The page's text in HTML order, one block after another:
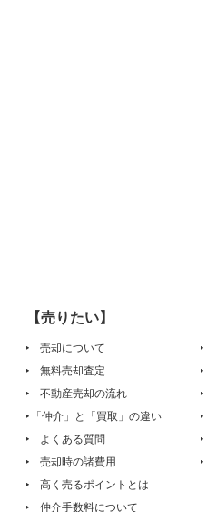
【売りたい】
売却について
無料売却査定
不動産売却の流れ
「仲介」と「買取」の違い
よくある質問
売却時の諸費用
高く売るポイントとは
仲介手数料について